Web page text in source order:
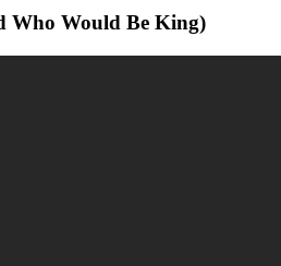
Who Would Be King)